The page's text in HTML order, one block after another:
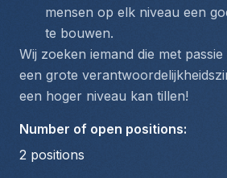
mensen op elk niveau een
te bouwen.
Wij zoeken iemand die met
een grote
een hoger niveau kan tillen!
Number of open positions:
2 positions